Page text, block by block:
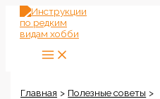
Перейти
содержимому
Главная
Полезные советы